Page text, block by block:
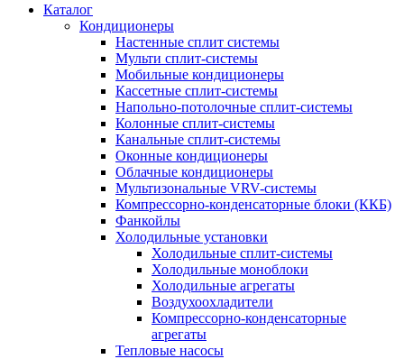
Каталог
Кондиционеры
Настенные сплит системы
Мульти сплит-системы
Мобильные кондиционеры
Кассетные сплит-системы
Напольно-потолочные сплит-системы
Колонные сплит-системы
Канальные сплит-системы
Оконные кондиционеры
Облачные кондиционеры
Мультизональные VRV-системы
Компрессорно-конденсаторные блоки (ККБ)
Фанкойлы
Холодильные установки
Холодильные сплит-системы
Холодильные моноблоки
Холодильные агрегаты
Воздухоохладители
Компрессорно-конденсаторные
агрегаты
Тепловые насосы